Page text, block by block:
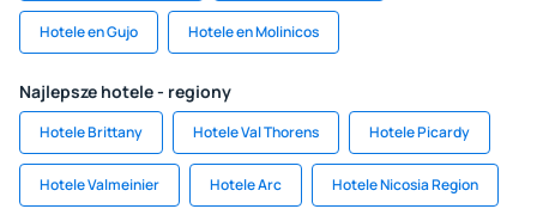
Hotele en Gujo Hotele en Molinicos
Najlepsze hotele - regiony
Hotele Brittany Hotele Val Thorens Hotele Picardy
Hotele Valmeinier Hotele Arc Hotele Nicosia Region